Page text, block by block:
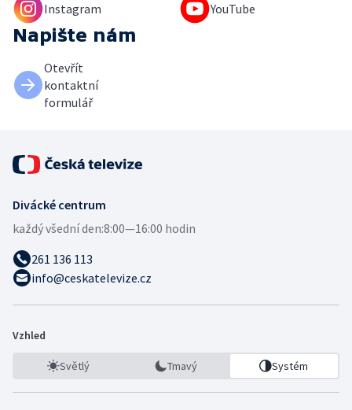
Instagram YouTube
Napište nám
Otevřít
kontaktní
formulář
Divácké centrum
každý všední den:8:00—16:00 hodin
261 136 113
info@ceskatelevize.cz
Vzhled
Světlý Tmavý Systém